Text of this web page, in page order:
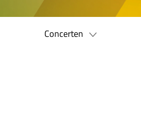
Concerten